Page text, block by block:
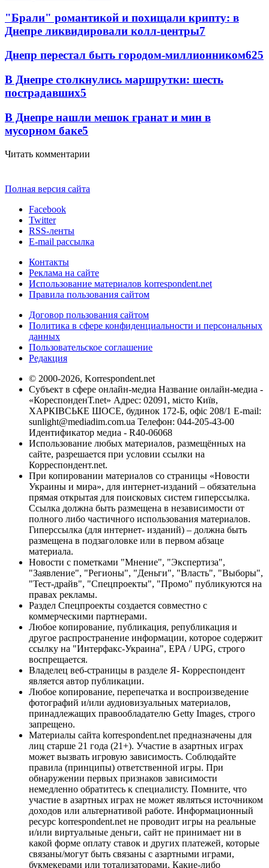
"Брали" романтикой и похищали крипту: в
Днепре ликвидировали колл-центры7
Днепр перестал быть городом-миллионником625
В Днепре столкнулись маршрутки: шесть
пострадавших5
В Днепре нашли мешок гранат и мин в
мусорном баке5
Читать комментарии
Полная версия сайта
Facebook
Twitter
RSS-ленты
E-mail рассылка
Контакты
Реклама на сайте
Использование материалов korrespondent.net
Правила пользования сайтом
Договор пользования сайтом
Политика в сфере конфиденциальности и персональных
данных
Пользовательское соглашение
Редакция
© 2000-2026, Korrespondent.net
Субъект в сфере онлайн-медиа Название онлайн-медиа -
«КореспонденТ.net» Адрес: 02091, місто Київ,
ХАРКІВСЬКЕ ШОСЕ, будинок 172-Б, офіс 208/1 E-mail:
sunlight@mediadim.com.ua Телефон: 044-205-43-00
Идентификатор медиа - R40-06068
Использование любых материалов, размещённых на
сайте, разрешается при условии ссылки на
Корреспондент.net.
При копировании материалов со страницы «Новости
Украины и мира», для интернет-изданий – обязательна
прямая открытая для поисковых систем гиперссылка.
Ссылка должна быть размещена в независимости от
полного либо частичного использования материалов.
Гиперссылка (для интернет- изданий) – должна быть
размещена в подзаголовке или в первом абзаце
материала.
Новости с пометками "Мнение", "Экспертиза",
"Заявление", "Регионы", "Деньги", "Власть", "Выборы",
"Тест-драйв", "Спецпроекты", "Промо" публикуются на
правах рекламы.
Раздел Спецпроекты создается совместно с
коммерческими партнерами.
Любое копирование, публикация, републикация и
другое распространение информации, которое содержит
ссылку на "Интерфакс-Украина", EPA / UPG, строго
воспрещается.
Владелец веб-страницы в разделе Я- Корреспондент
является автор публикации.
Любое копирование, перепечатка и воспроизведение
фотографий и/или аудиовизуальных материалов,
принадлежащих правообладателю Getty Images, строго
запрещено.
Материалы сайта korrespondent.net предназначены для
лиц старше 21 года (21+). Участие в азартных играх
может вызвать игровую зависимость. Соблюдайте
правила (принципы) ответственной игры. При
обнаружении первых признаков зависимости
немедленно обратитесь к специалисту. Помните, что
участие в азартных играх не может являться источником
доходов или альтернативой работе. Информационный
ресурс korrespondent.net не проводит игры на реальные
и/или виртуальные деньги, сайт не принимает ни в
какой форме оплату ставок и других платежей, которые
связаны/могут быть связаны с азартными играми,
букмекерами или тотализаторами. Какие-либо